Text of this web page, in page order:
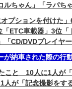
ちゃん」「ラパち
オプションを付けた
ETC車載器」3位「
CD/DVDプレイヤ
が納車された際の行動
こと 10人に1人が「
人が「記念撮影をする